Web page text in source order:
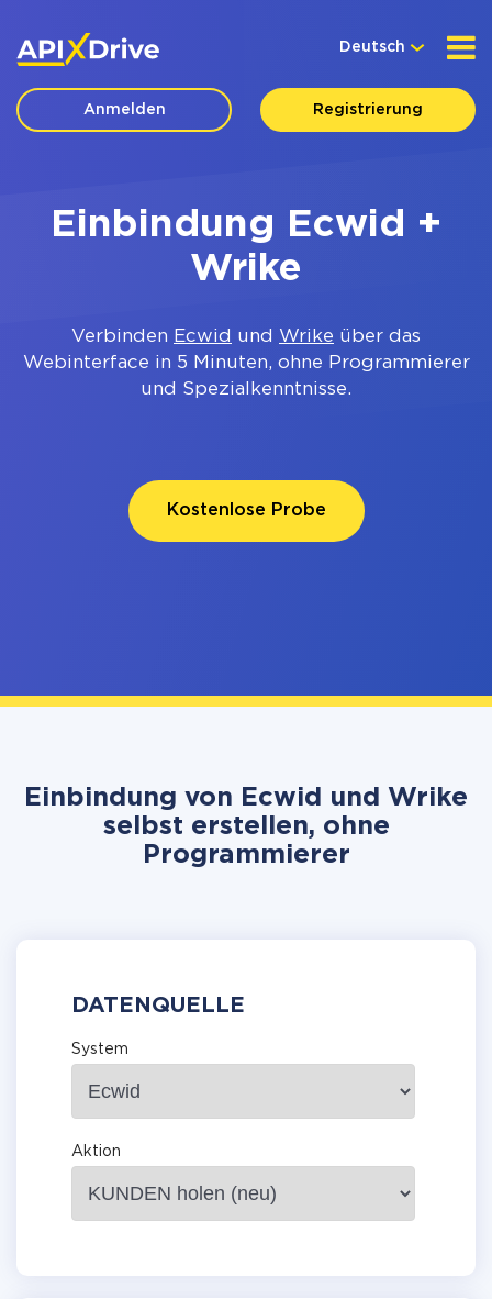
Deutsch
Anmelden Registrierung
Einbindung Ecwid +
Wrike
Verbinden Ecwid und Wrike über das
Webinterface in 5 Minuten, ohne Programmierer
und Spezialkenntnisse.
Kostenlose Probe
Einbindung von Ecwid und Wrike
selbst erstellen, ohne
Programmierer
DATENQUELLE
System
Aktion